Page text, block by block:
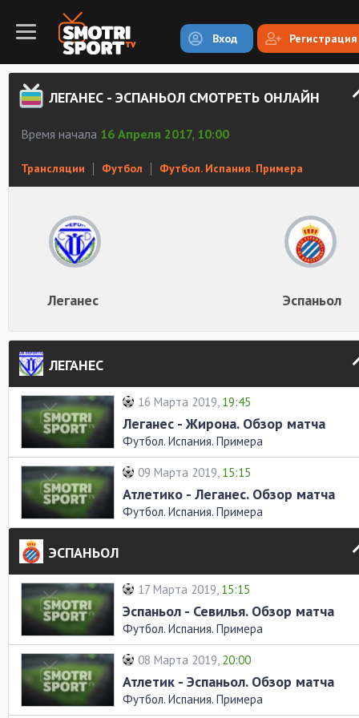
Вход Регистрация
ЛЕГАНЕС - ЭСПАНЬОЛ СМОТРЕТЬ ОНЛАЙН
Время начала 16 Апреля 2017, 10:00
Трансляции Футбол Футбол. Испания. Примера
Леганес Эспаньол
ЛЕГАНЕС
16 Марта 2019, 19:45
Леганес - Жирона. Обзор матча
Футбол. Испания. Примера
09 Марта 2019, 15:15
Атлетико - Леганес. Обзор матча
Футбол. Испания. Примера
ЭСПАНЬОЛ
17 Марта 2019, 15:15
Эспаньол - Севилья. Обзор матча
Футбол. Испания. Примера
08 Марта 2019, 20:00
Атлетик - Эспаньол. Обзор матча
Футбол. Испания. Примера